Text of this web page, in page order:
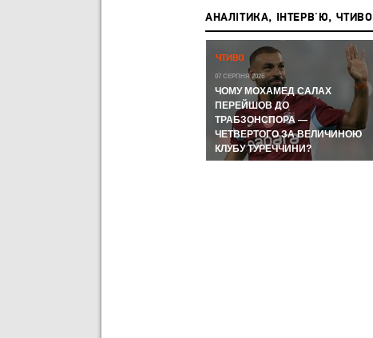
АНАЛІТИКА, ІНТЕРВ'Ю, ЧТИВО
ЧТИВО
07 СЕРПНЯ 2026
ЧОМУ МОХАМЕД САЛАХ
ПЕРЕЙШОВ ДО
ТРАБЗОНСПОРА —
ЧЕТВЕРТОГО ЗА ВЕЛИЧИНОЮ
КЛУБУ ТУРЕЧЧИНИ?